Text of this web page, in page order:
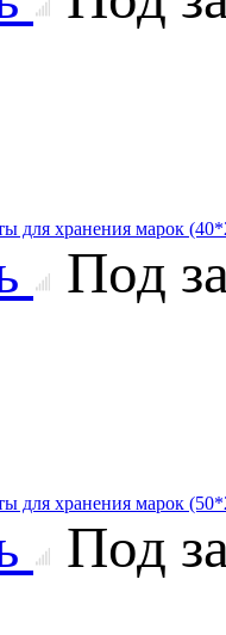
для хранения марок
Под
для хранения марок
Под